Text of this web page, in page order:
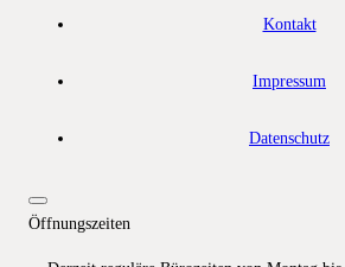
Kontakt
Impressum
Datenschutz
Öffnungszeiten